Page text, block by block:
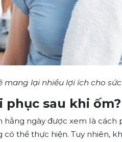
mang lại nhiều lợi ích cho
phục sau khi ốm?
ngày được xem là cách
thể thực hiện. Tuy nhiên,